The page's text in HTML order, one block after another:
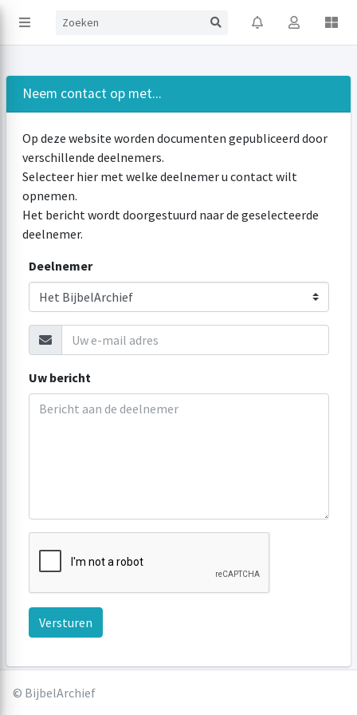
Neem contact op met...
Op deze website worden documenten gepubliceerd door
verschillende deelnemers.
Selecteer hier met welke deelnemer u contact wilt
opnemen.
Het bericht wordt doorgestuurd naar de geselecteerde
deelnemer.
Deelnemer
Uw bericht
Versturen
© BijbelArchief